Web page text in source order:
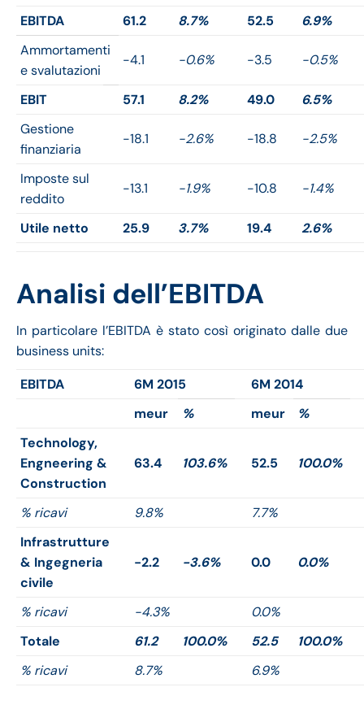
EBITDA
61.2 8.7% 52.5
6.9%
Ammortamenti
e svalutazioni
-4.1 -0.6% -3.5 -0.5%
EBIT 57.1 8.2% 49.0
6.5%
Gestione
finanziaria
-18.1 -2.6% -18.8 -2.5%
Imposte sul
reddito
-13.1 -1.9% -10.8 -1.4%
Utile netto 25.9 3.7% 19.4 2.6%
Analisi dell’EBITDA
In particolare l’EBITDA è stato così originato dalle due
business units:
EBITDA
6M 2015
6M 2014
meur
% meur
%
Technology,
Engneering &
Construction
63.4 103.6% 52.5 100.0%
% ricavi 9.8%
7.7%
Infrastrutture
& Ingegneria
civile
-2.2 -3.6% 0.0 0.0%
% ricavi -4.3%
0.0%
Totale
61.2 100.0% 52.5
100.0%
% ricavi
8.7% 6.9%